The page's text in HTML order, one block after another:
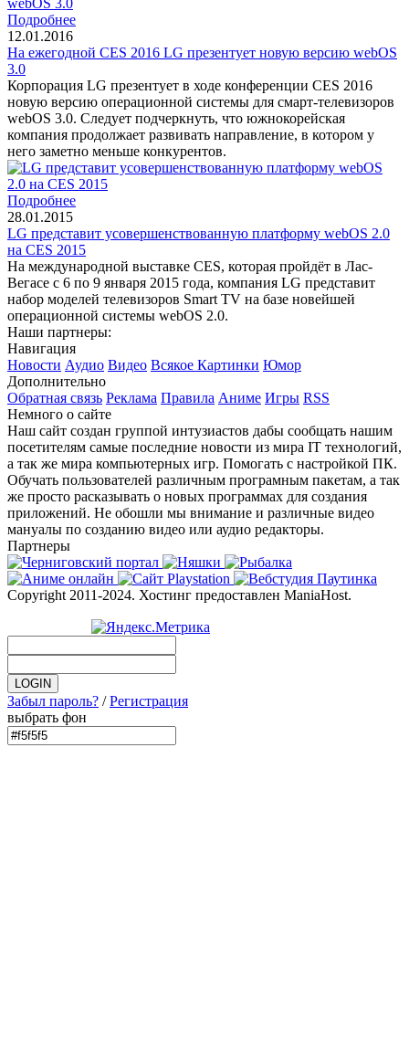
Подробнее
12.01.2016
На ежегодной CES 2016 LG презентует новую версию webOS
3.0
Корпорация LG презентует в ходе конференции CES 2016
новую версию операционной системы для смарт-телевизоров
webOS 3.0. Следует подчеркнуть, что южнокорейская
компания продолжает развивать направление, в котором у
него заметно меньше конкурентов.
Подробнее
28.01.2015
LG представит усовершенствованную платформу webOS 2.0
на CES 2015
На международной выставке CES, которая пройдёт в Лас-
Вегасе с 6 по 9 января 2015 года, компания LG представит
набор моделей телевизоров Smart TV на базе новейшей
операционной системы webOS 2.0.
Наши партнеры:
Навигация
Новости Аудио Видео Всякое Картинки Юмор
Дополнительно
Обратная связь Реклама Правила Аниме Игры RSS
Немного о сайте
Наш сайт создан группой интузиастов дабы сообщать нашим
посетителям самые последние новости из мира IT технологий,
а так же мира компьютерных игр. Помогать с настройкой ПК.
Обучать пользователей различным програмным пакетам, а так
же просто расказывать о новых программах для создания
приложений. Не обошли мы внимание и различные видео
мануалы по созданию видео или аудио редакторы.
Партнеры
Copyright 2011-2024. Хостинг предоставлен ManiaHost.
Забыл пароль? /Регистрация
выбрать фон